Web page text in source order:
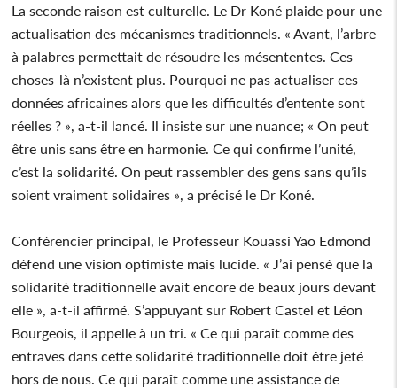
La seconde raison est culturelle. Le Dr Koné plaide pour une
actualisation des mécanismes traditionnels. « Avant, l’arbre
à palabres permettait de résoudre les mésententes. Ces
choses-là n’existent plus. Pourquoi ne pas actualiser ces
données africaines alors que les difficultés d’entente sont
réelles ? », a-t-il lancé. Il insiste sur une nuance; « On peut
être unis sans être en harmonie. Ce qui confirme l’unité,
c’est la solidarité. On peut rassembler des gens sans qu’ils
soient vraiment solidaires », a précisé le Dr Koné.
Conférencier principal, le Professeur Kouassi Yao Edmond
défend une vision optimiste mais lucide. « J’ai pensé que la
solidarité traditionnelle avait encore de beaux jours devant
elle », a-t-il affirmé. S’appuyant sur Robert Castel et Léon
Bourgeois, il appelle à un tri. « Ce qui paraît comme des
entraves dans cette solidarité traditionnelle doit être jeté
hors de nous. Ce qui paraît comme une assistance de